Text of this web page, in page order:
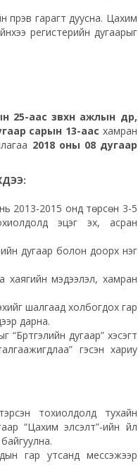
пүрэв гарагт дуусна. Цахим
регистерийн дугаарыг
аас зөвхөн ажлын өдөр,
сарын 13-аас хамран
2018 оны 08 дугаар
2013-2015 онд төрсөн 3-5
эцэг эх, асран
дугаар болон доорх нэг
хаягийн мэдээлэл, хамран
шалгаад холбогдох гар
дарна.
дугаар” хэсэгт
гэсэн хариу
тохиолдолд тухайн
“Цахим элсэлт”-ийн үйл
гар утсанд мессэжээр